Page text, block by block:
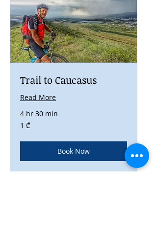
Trail to Caucasus
Read More
4 hr 30 min
1
ქართული
1 ₾
Book Now